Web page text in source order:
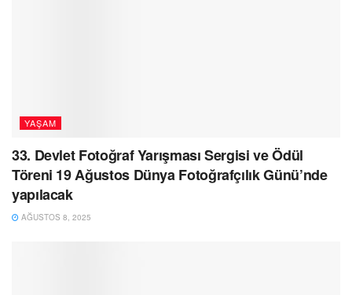
YAŞAM
33. Devlet Fotoğraf Yarışması Sergisi ve Ödül
Töreni 19 Ağustos Dünya Fotoğrafçılık Günü’nde
yapılacak
AĞUSTOS 8, 2025